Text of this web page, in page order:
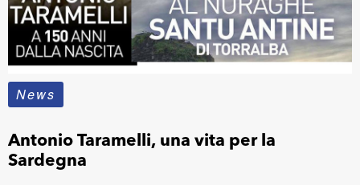
News
Antonio Taramelli, una vita per la
Sardegna